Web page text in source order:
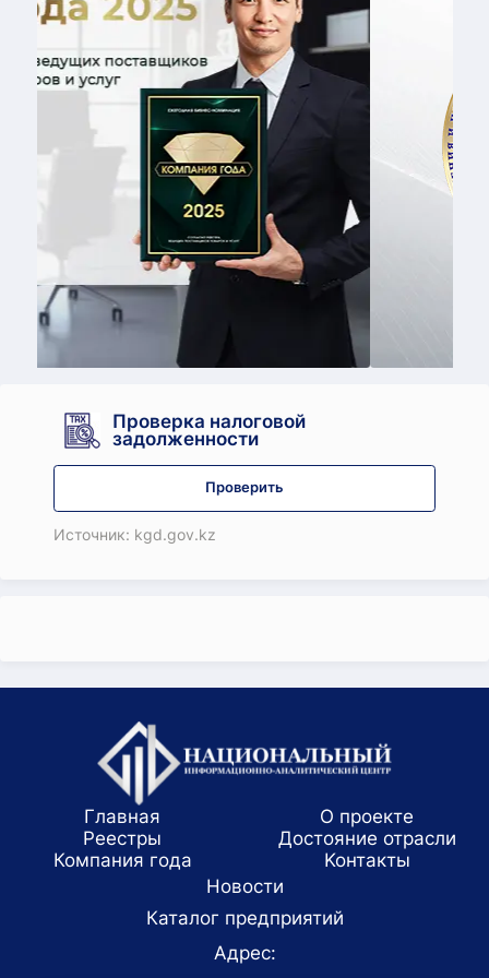
Проверка налоговой
задолженности
Проверить
Источник: kgd.gov.kz
Главная
О проекте
Реестры
Достояние отрасли
Компания года
Koнтaкты
Новости
Каталог предприятий
Адрес: